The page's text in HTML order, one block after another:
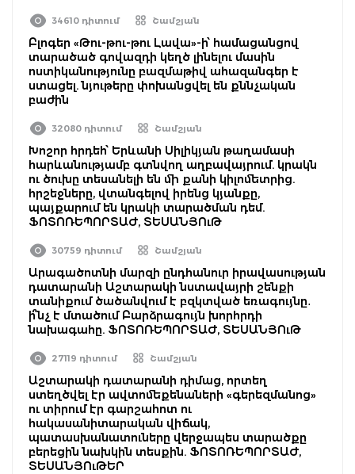
34610 դիտում Շամշյան
Բլոգեր «Թու-թու-թու Լավա»-ի՝ համացանցով
տարածած գովազդի կեղծ լինելու մասին
ոստիկանությունը բազմաթիվ ահազանգեր է
ստացել. նյութերը փոխանցվել են քննչական
բաժին
32080 դիտում Շամշյան
Խոշոր հրդեհ՝ Երևանի Սիլիկյան թաղամասի
հարևանությամբ գտնվող աղբավայրում. կրակն
ու ծուխը տեսանելի են մի քանի կիլոմետրից.
հրշեջները, վտանգելով իրենց կյանքը,
պայքարում են կրակի տարածման դեմ.
ՖՈՏՈՌԵՊՈՐՏԱԺ, ՏԵՍԱՆՅՈւԹ
30759 դիտում Շամշյան
Արագածոտնի մարզի ընդհանուր իրավասության
դատարանի Աշտարակի նստավայրի շենքի
տանիքում ծածանվում է բզկտված եռագույնը․
ի՞նչ է մտածում Բարձրագույն խորհրդի
նախագահը. ՖՈՏՈՌԵՊՈՐՏԱԺ, ՏԵՍԱՆՅՈւԹ
27119 դիտում Շամշյան
Աշտարակի դատարանի դիմաց, որտեղ
ստեղծվել էր ավտոմեքենաների «գերեզմանոց»
ու տիրում էր գարշահոտ ու
հակասանիտարական վիճակ,
պատասխանատուները վերջապես տարածքը
բերեցին նախկին տեսքին. ՖՈՏՈՌԵՊՈՐՏԱԺ,
ՏԵՍԱՆՅՈւԹԵՐ